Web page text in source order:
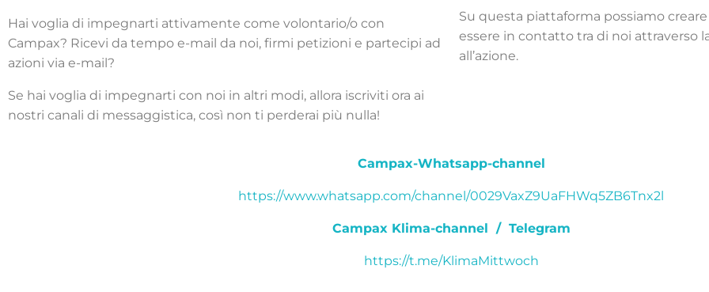
Hai voglia di impegnarti attivamente come volontario/o con
Campax? Ricevi da tempo e-mail da noi, firmi petizioni e partecipi ad
azioni via e-mail?
Se hai voglia di impegnarti con noi in altri modi, allora iscriviti ora ai
nostri canali di messaggistica, così non ti perderai più nulla!
Su questa piattaforma possiamo
essere in contatto tra di noi attraverso
all’azione.
Campax-Whatsapp-channel
https://www.whatsapp.com/channel/0029VaxZ9UaFHWq5ZB6Tnx2l
Campax Klima-channel / Telegram
https://t.me/KlimaMittwoch